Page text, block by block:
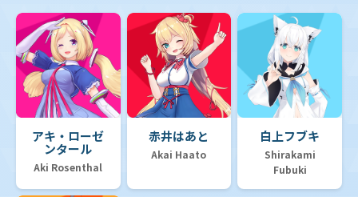
アキ・ローゼ
ンタール
Aki Rosenthal
赤井はあと
Akai Haato
白上フブキ
Shirakami
Fubuki